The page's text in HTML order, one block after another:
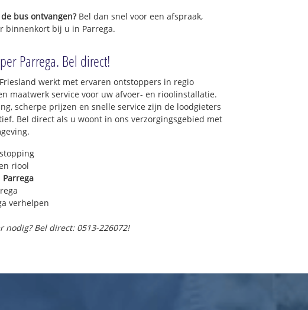
bus ontvangen?Bel dan snel voor een afspraak,
binnenkort bij u in Parrega.
Parrega. Bel direct!
werkt met ervaren ontstoppers in regio
maatwerk service voor uw afvoer- en rioolinstallatie.
scherpe prijzen en snelle service zijn de loodgieters
Bel direct als u woont in ons verzorgingsgebied met
riool
verhelpen
nodig? Bel direct: 0513-226072!